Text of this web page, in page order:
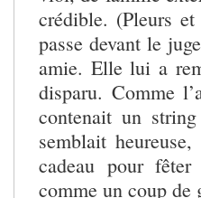
crédible. (Pleurs
passe devant le
amie. Elle lui a
disparu. Comme
contenait un
semblait
cadeau pour
comme un coup de